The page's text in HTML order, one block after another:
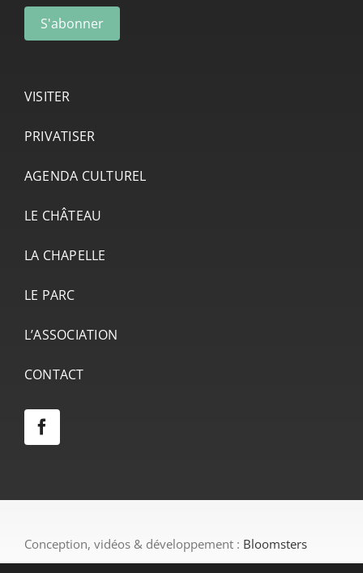
VISITER
PRIVATISER
AGENDA CULTUREL
LE CHÂTEAU
LA CHAPELLE
LE PARC
L’ASSOCIATION
CONTACT
Conception, vidéos & développement : Bloomsters